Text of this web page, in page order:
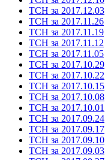
ТСН за 2017.12.03
ТСН за 2017.11.26
ТСН за 2017.11.19
ТСН за 2017.11.12
ТСН за 2017.11.05
ТСН за 2017.10.29
ТСН за 2017.10.22
ТСН за 2017.10.15
ТСН за 2017.10.08
ТСН за 2017.10.01
ТСН за 2017.09.24
ТСН за 2017.09.17
ТСН за 2017.09.10
ТСН за 2017.09.03